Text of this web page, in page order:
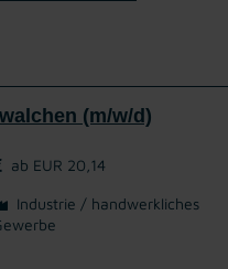
(m/w/d)
ab EUR 20,14
Industrie / handwerkliches